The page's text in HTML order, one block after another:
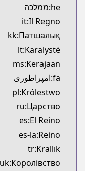
Official Site
1131
he:ממלכה
it:Il Regno
kk:Патшалық
lt:Karalystė
ms:Kerajaan
fa:امپراطوری
pl:Królestwo
ru:Царство
es:El Reino
es-la:Reino
tr:Krallık
uk:Королівство